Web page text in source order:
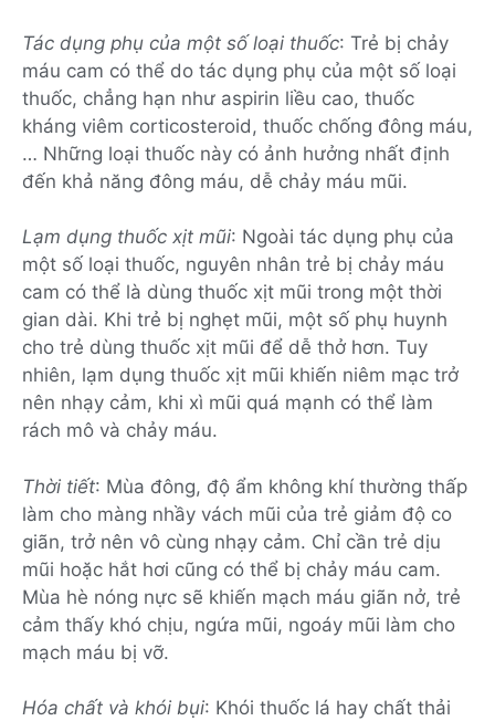
Tác dụng phụ của một số loại thuốc: Trẻ bị chảy
máu cam có thể do tác dụng phụ của một số loại
thuốc, chẳng hạn như aspirin liều cao, thuốc
kháng viêm corticosteroid, thuốc chống đông máu,
… Những loại thuốc này có ảnh hưởng nhất định
đến khả năng đông máu, dễ chảy máu mũi.
Lạm dụng thuốc xịt mũi: Ngoài tác dụng phụ của
một số loại thuốc, nguyên nhân trẻ bị chảy máu
cam có thể là dùng thuốc xịt mũi trong một thời
gian dài. Khi trẻ bị nghẹt mũi, một số phụ huynh
cho trẻ dùng thuốc xịt mũi để dễ thở hơn. Tuy
nhiên, lạm dụng thuốc xịt mũi khiến niêm mạc trở
nên nhạy cảm, khi xì mũi quá mạnh có thể làm
rách mô và chảy máu.
Thời tiết: Mùa đông, độ ẩm không khí thường thấp
làm cho màng nhầy vách mũi của trẻ giảm độ co
giãn, trở nên vô cùng nhạy cảm. Chỉ cần trẻ dịu
mũi hoặc hắt hơi cũng có thể bị chảy máu cam.
Mùa hè nóng nực sẽ khiến mạch máu giãn nở, trẻ
cảm thấy khó chịu, ngứa mũi, ngoáy mũi làm cho
mạch máu bị vỡ.
Hóa chất và khói bụi: Khói thuốc lá hay chất thải